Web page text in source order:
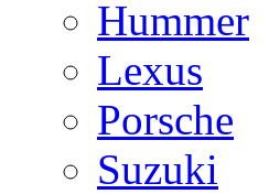
Hummer
Lexus
Porsche
Suzuki